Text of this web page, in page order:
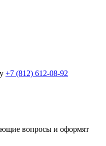
+7 (812) 612-08-92
вопросы и оформят